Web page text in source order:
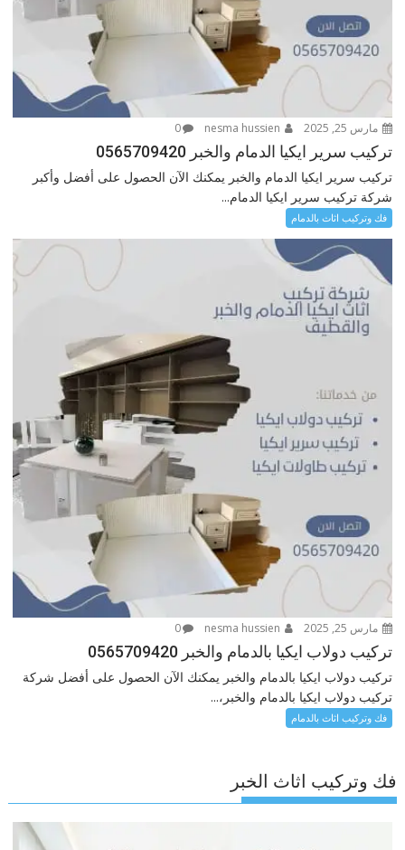
مارس 25, 2025 0
تركيب سرير ايكيا الدمام والخبر 0565709420
تركيب سرير ايكيا الدمام والخبر يمكنك الآن الحصول على أفضل وأكبر
شركة تركيب سرير ايكيا الدمام...
فك وتركيب اثاث بالدمام
مارس 25, 2025 0
تركيب دولاب ايكيا بالدمام والخبر 0565709420
تركيب دولاب ايكيا بالدمام والخبر يمكنك الآن الحصول على أفضل شركة
تركيب دولاب ايكيا بالدمام والخبر،...
فك وتركيب اثاث بالدمام
فك وتركيب اثاث الخبر